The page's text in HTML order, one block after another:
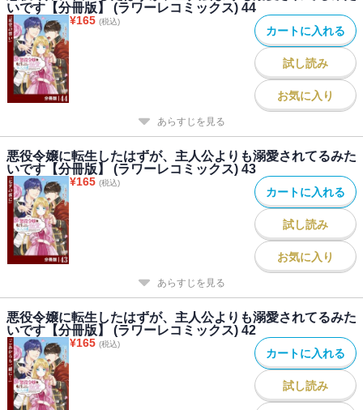
いです【分冊版】 (ラワーレコミックス) 44
¥165 (税込)
カートに入れる
試し読み
お気に入り
あらすじを見る
悪役令嬢に転生したはずが、主人公よりも溺愛されてるみた
いです【分冊版】 (ラワーレコミックス) 43
¥165 (税込)
カートに入れる
試し読み
お気に入り
あらすじを見る
悪役令嬢に転生したはずが、主人公よりも溺愛されてるみた
いです【分冊版】 (ラワーレコミックス) 42
¥165 (税込)
カートに入れる
試し読み